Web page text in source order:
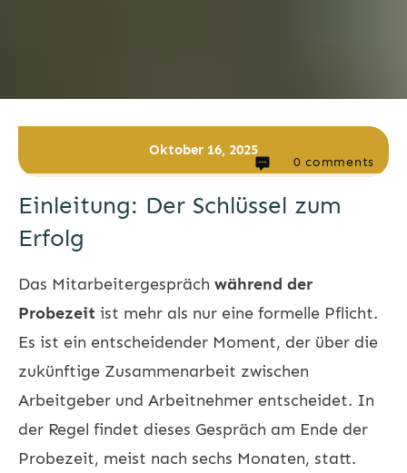
Oktober 16, 2025
0 comments
Einleitung: Der Schlüssel zum
Erfolg
Das Mitarbeitergespräch während der
Probezeit ist mehr als nur eine formelle Pflicht.
Es ist ein entscheidender Moment, der über die
zukünftige Zusammenarbeit zwischen
Arbeitgeber und Arbeitnehmer entscheidet. In
der Regel findet dieses Gespräch am Ende der
Probezeit, meist nach sechs Monaten, statt.